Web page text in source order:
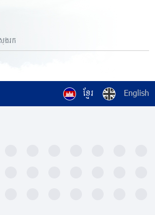
ខ្មែរ English